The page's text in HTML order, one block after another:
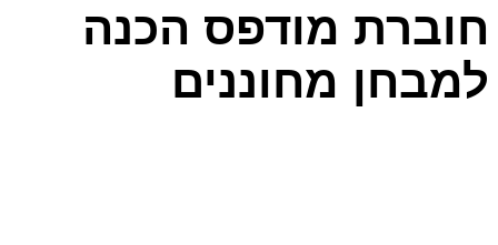
חוברת מודפס הכנה
למבחן מחוננים